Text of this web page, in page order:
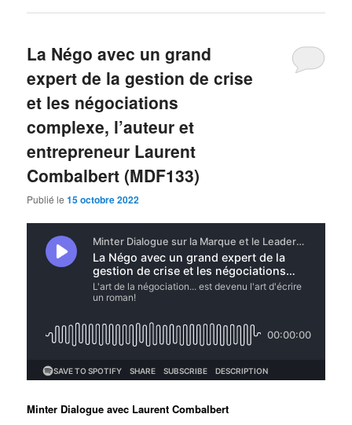
La Négo avec un grand
expert de la gestion de crise
et les négociations
complexe, l’auteur et
entrepreneur Laurent
Combalbert (MDF133)
Publié le15 octobre 2022
Minter Dialogue avec Laurent Combalbert